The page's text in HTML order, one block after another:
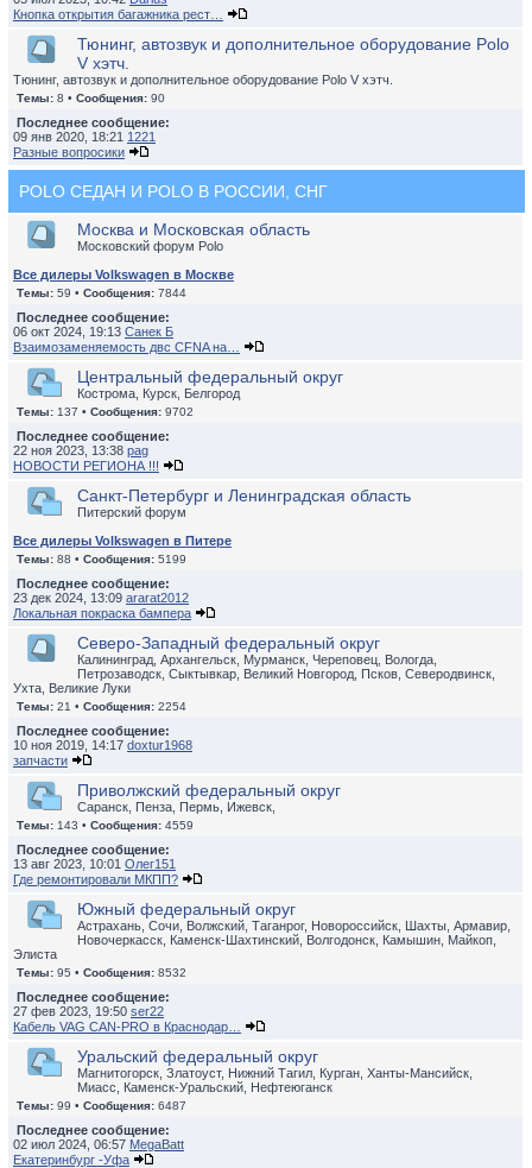
Кнопка открытия багажника рест…
Тюнинг, автозвук и дополнительное оборудование Polo
V хэтч.
Тюнинг, автозвук и дополнительное оборудование Polo V хэтч.
Темы: 8 • Сообщения: 90
Последнее сообщение:
09 янв 2020, 18:21 1221
Разные вопросики
POLO СЕДАН И POLO В РОССИИ, СНГ
Москва и Московская область
Московский форум Polo
Все дилеры Volkswagen в Москве
Темы: 59 • Сообщения: 7844
Последнее сообщение:
06 окт 2024, 19:13 Санек Б
Взаимозаменяемость двс CFNA на…
Центральный федеральный округ
Кострома, Курск, Белгород
Темы: 137 • Сообщения: 9702
Последнее сообщение:
22 ноя 2023, 13:38 pag
НОВОСТИ РЕГИОНА !!!
Санкт-Петербург и Ленинградская область
Питерский форум
Все дилеры Volkswagen в Питере
Темы: 88 • Сообщения: 5199
Последнее сообщение:
23 дек 2024, 13:09 ararat2012
Локальная покраска бампера
Северо-Западный федеральный округ
Калининград, Архангельск, Мурманск, Череповец, Вологда,
Петрозаводск, Сыктывкар, Великий Новгород, Псков, Северодвинск,
Ухта, Великие Луки
Темы: 21 • Сообщения: 2254
Последнее сообщение:
10 ноя 2019, 14:17 doxtur1968
запчасти
Приволжский федеральный округ
Саранск, Пенза, Пермь, Ижевск,
Темы: 143 • Сообщения: 4559
Последнее сообщение:
13 авг 2023, 10:01 Олег151
Где ремонтировали МКПП?
Южный федеральный округ
Астрахань, Сочи, Волжский, Таганрог, Новороссийск, Шахты, Армавир,
Новочеркасск, Каменск-Шахтинский, Волгодонск, Камышин, Майкоп,
Элиста
Темы: 95 • Сообщения: 8532
Последнее сообщение:
27 фев 2023, 19:50 ser22
Кабель VAG CAN-PRO в Краснодар…
Уральский федеральный округ
Магнитогорск, Златоуст, Нижний Тагил, Курган, Ханты-Мансийск,
Миасс, Каменск-Уральский, Нефтеюганск
Темы: 99 • Сообщения: 6487
Последнее сообщение:
02 июл 2024, 06:57 MegaBatt
Екатеринбург -Уфа